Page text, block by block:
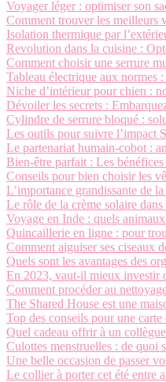
Voyager léger : optimiser son
Comment trouver les meilleurs
Isolation thermique par
Revolution dans la cuisine :
Comment choisir une serrure
Tableau électrique aux normes
Niche d’intérieur pour chien :
Dévoiler les secrets :
Cylindre de serrure bloqué :
Les outils pour suivre l’impact
Le partenariat humain-cobot :
Bien-être parfait : Les
Conseils pour bien choisir les
L’importance grandissante de
Le rôle de la crème solaire
Voyage en Inde : quels
Quincaillerie en ligne : pour
Comment aiguiser ses ciseaux
Quels sont les avantages des
En 2023, vaut-il mieux investir
Comment procéder au
The Shared House est une
Top des conseils pour une
Quel cadeau offrir à un
Culottes menstruelles : de quoi
Une belle occasion de passer
Le collier à porter cet été entre